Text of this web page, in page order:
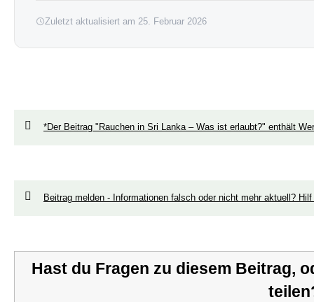
Zuletzt aktualisiert am 25. Februar 2026
*Der Beitrag "Rauchen in Sri Lanka – Was ist erlaubt?" enthält
Beitrag melden - Informationen falsch oder nicht mehr aktuell?
Hast du Fragen zu diesem Beitrag,